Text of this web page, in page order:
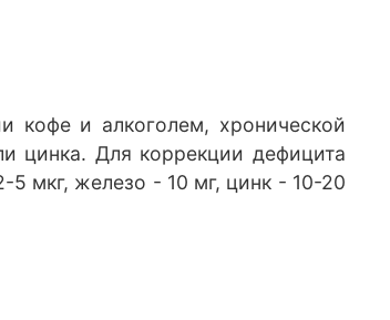
кофе и алкоголем, хронической
цинка. Для коррекции дефицита
мкг, железо - 10 мг, цинк - 10-20